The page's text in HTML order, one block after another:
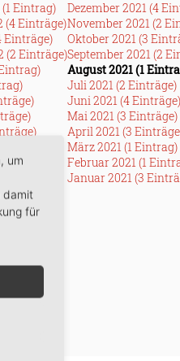
Eintrag)
(4 Einträge)
Einträge)
(2 Einträge)
Dezember 2021 (4
November 2021 (2
Oktober 2021 (3
September 2021 (2
August 2021 (1
Juli 2021 (2 Einträge)
Juni 2021 (4 Einträge)
Mai 2021 (3 Einträge)
April 2021 (3
März 2021 (1 Eintrag)
Februar 2021 (1
Januar 2021 (3
um
damit
für